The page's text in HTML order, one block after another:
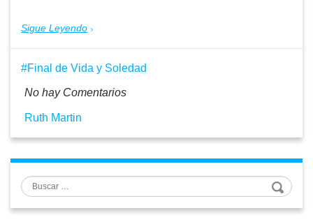
Sigue Leyendo
Final de Vida y Soledad
No hay Comentarios
Ruth Martin
Buscar